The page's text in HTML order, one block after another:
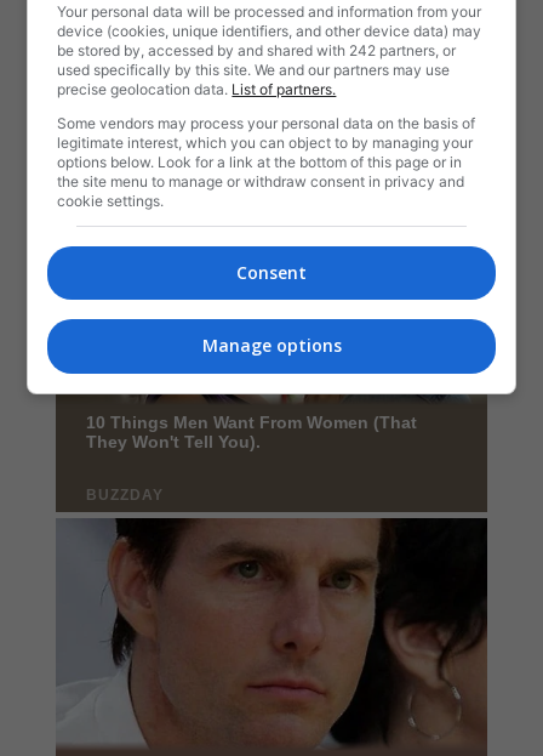
Your personal data will be processed and information from your
device (cookies, unique identifiers, and other device data) may
be stored by, accessed by and shared with 242 partners, or
used specifically by this site. We and our partners may use
precise geolocation data. List of partners.
Some vendors may process your personal data on the basis of
legitimate interest, which you can object to by managing your
options below. Look for a link at the bottom of this page or in
the site menu to manage or withdraw consent in privacy and
cookie settings.
Consent
Manage options